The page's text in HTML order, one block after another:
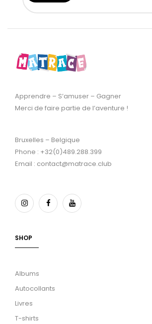
Apprendre – S’amuser – Gagner
Merci de faire partie de l’aventure !
Bruxelles – Belgique
Phone : +32(0)489.288.399
Email : contact@matrace.club
SHOP
Albums
Autocollants
Livres
T-shirts